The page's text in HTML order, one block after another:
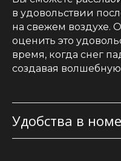
в удовольствии
на свежем воздухе.
оценить это
время, когда снег
создавая
Удобства в